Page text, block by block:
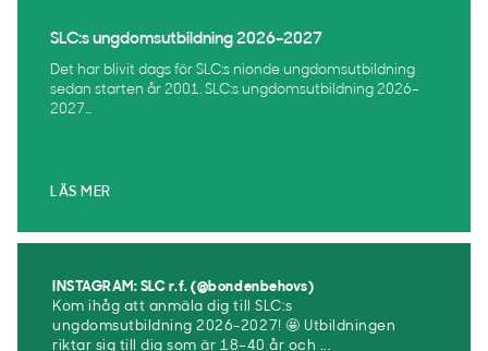
SLC:s ungdomsutbildning 2026–2027
Det har blivit dags för SLC:s nionde ungdomsutbildning
sedan starten år 2001. SLC:s ungdomsutbildning 2026–
2027...
LÄS MER
INSTAGRAM: SLC r.f. (@bondenbehovs)
Kom ihåg att anmäla dig till SLC:s
ungdomsutbildning 2026-2027! 🤩 Utbildningen
riktar sig till dig som är 18–40 år och ...